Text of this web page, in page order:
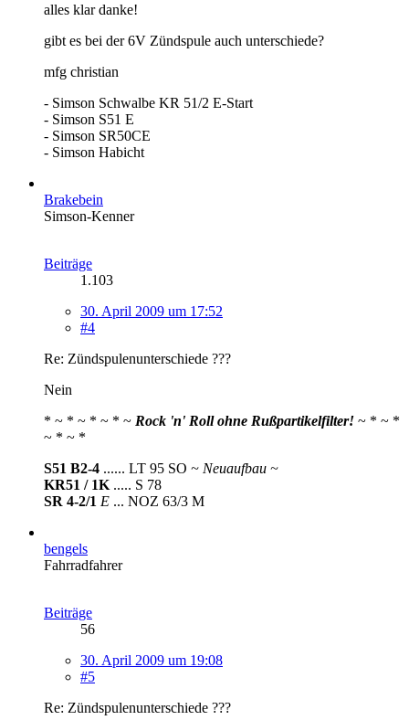
alles klar danke!
gibt es bei der 6V Zündspule auch unterschiede?
mfg christian
- Simson Schwalbe KR 51/2 E-Start
- Simson S51 E
- Simson SR50CE
- Simson Habicht
Brakebein
Simson-Kenner
Beiträge
1.103
30. April 2009 um 17:52
#4
Re: Zündspulenunterschiede ???
Nein
* ~ * ~ * ~ * ~ Rock 'n' Roll ohne Rußpartikelfilter! ~ * ~ *
~ * ~ *
S51 B2-4 ...... LT 95 SO ~ Neuaufbau ~
KR51 / 1K ..... S 78
SR 4-2/1 E ... NOZ 63/3 M
bengels
Fahrradfahrer
Beiträge
56
30. April 2009 um 19:08
#5
Re: Zündspulenunterschiede ???